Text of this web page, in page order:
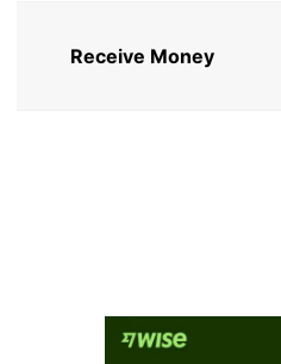
Receive Money